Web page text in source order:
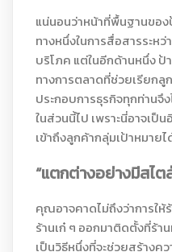
แน่นอนว่าหน้าที่พื้นฐานขอ
ทางหนึ่งในการสื่อสารระห
บริโภค แต่ในอีกด้านหนึ่ง ป้
ทางการตลาดที่ช่วยเรียกลู
ประกอบการธุรกิจทุกท่าน
ในส่วนนี้ไป เพราะนี่อาจเ
เข้าถึงลูกค้ากลุ่มเป้าหมาย
“แตกต่างอย่างมีสไ
คุณอาจคาดไม่ถึงว่าการใ
ร้านเก๋ ๆ ออกมาติดตั้งที่ร้
เป็นวิธีหนึ่งที่จะช่วยสร้างค